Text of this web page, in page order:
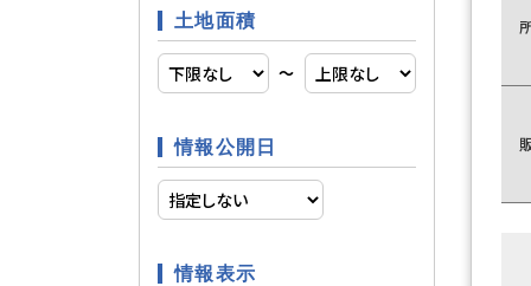
土地面積
〜
情報公開日
情報表示
土地条件